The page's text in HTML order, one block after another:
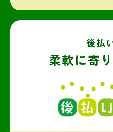
後払
柔軟に寄